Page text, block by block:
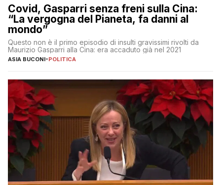
Covid, Gasparri senza freni sulla Cina:
“La vergogna del Pianeta, fa danni al
mondo”
Questo non è il primo episodio di insulti gravissimi rivolti da
Maurizio Gasparri alla Cina: era accaduto già nel 2021
ASIA BUCONI-POLITICA